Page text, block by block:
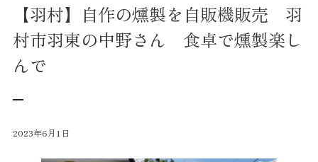
【羽村】自作の燻製を自販機販売 羽
村市羽東の中野さん 食卓で燻製楽し
んで
2023年6月1日